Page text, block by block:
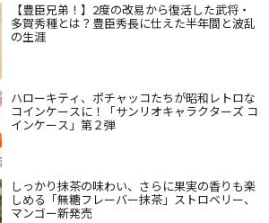
【豊臣兄弟！】2度の改易から復活した武将・
多賀秀種とは？豊臣秀長に仕えた半年間と波乱
の生涯
ハローキティ、ポチャッコたちが昭和レトロな
コインケースに！「サンリオキャラクターズ コ
インケース」第２弾
しっかり抹茶の味わい、さらに果実の香りも楽
しめる「無糖フレーバー抹茶」ストロベリー、
マンゴー新発売